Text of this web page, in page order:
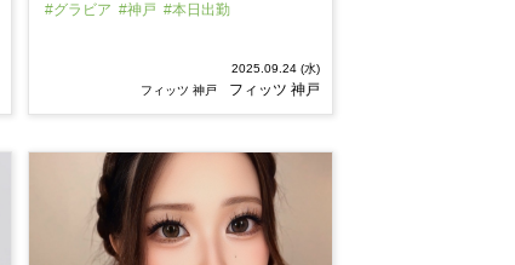
#グラビア #神戸 #本日出勤
2025.09.24 (水)
フィッツ 神戸
フィッツ 神戸